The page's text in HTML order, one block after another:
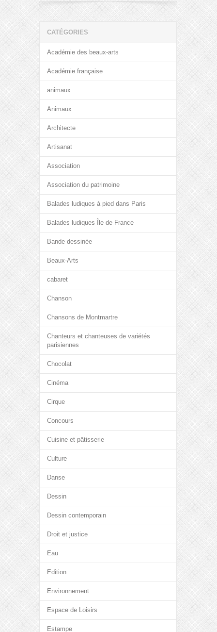
CATÉGORIES
Académie des beaux-arts
Académie française
animaux
Animaux
Architecte
Artisanat
Association
Association du patrimoine
Balades ludiques à pied dans Paris
Balades ludiques Île de France
Bande dessinée
Beaux-Arts
cabaret
Chanson
Chansons de Montmartre
Chanteurs et chanteuses de variétés
parisiennes
Chocolat
Cinéma
Cirque
Concours
Cuisine et pâtisserie
Culture
Danse
Dessin
Dessin contemporain
Droit et justice
Eau
Edition
Environnement
Espace de Loisirs
Estampe